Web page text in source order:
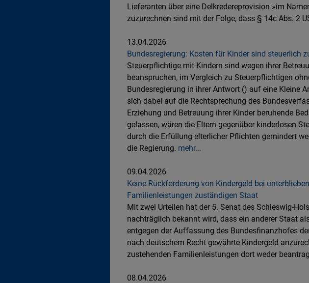
Lieferanten über eine Delkredereprovision »im
zuzurechnen sind mit der Folge, dass § 14c Abs. 2
13.04.2026
Bundesregierung: Kosten für Kinder sind steuerlich
Steuerpflichtige mit Kindern sind wegen ihrer
beanspruchen, im Vergleich zu Steuerpflichtigen
Bundesregierung in ihrer Antwort () auf eine Kleine
sich dabei auf die Rechtsprechung des
Erziehung und Betreuung ihrer Kinder beruhende
gelassen, wären die Eltern gegenüber kinderlosen
durch die Erfüllung elterlicher Pflichten gemindert
die Regierung. mehr...
09.04.2026
Keine Rückforderung von Kindergeld bei
Familienleistungen zuständigen Staat
Mit zwei Urteilen hat der 5. Senat des Schleswig-
nachträglich bekannt wird, dass ein anderer Staat
entgegen der Auffassung des Bundesfinanzhofes
nach deutschem Recht gewährte Kindergeld
zustehenden Familienleistungen dort weder
08.04.2026